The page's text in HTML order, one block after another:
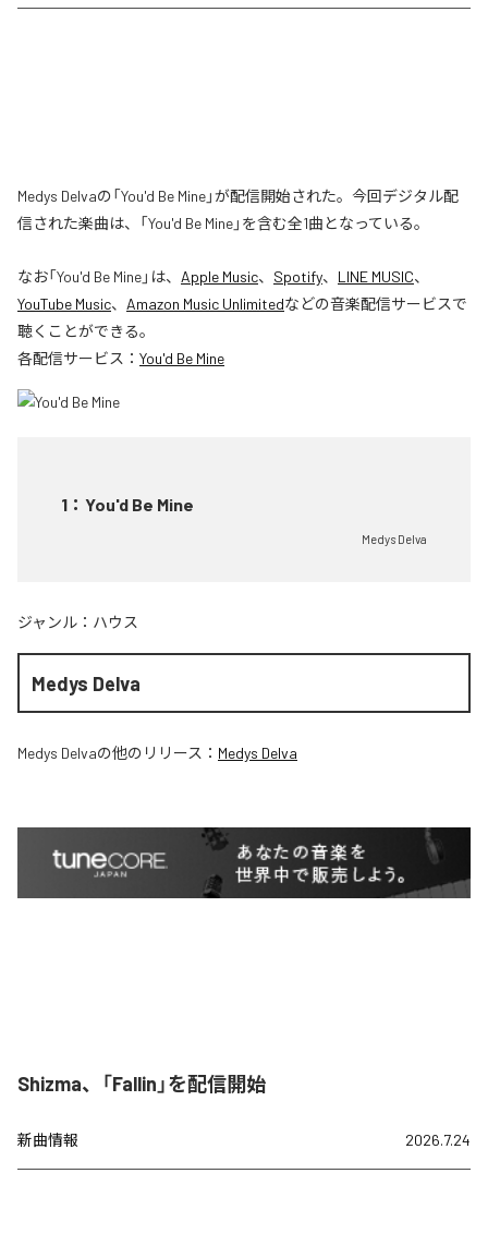
Medys Delvaの「You'd Be Mine」が配信開始された。今回デジタル配
信された楽曲は、「You'd Be Mine」を含む全1曲となっている。
なお「You'd Be Mine」は、 Apple Music、 Spotify、 LINE MUSIC、
YouTube Music、 Amazon Music Unlimitedなどの音楽配信サービスで
聴くことができる。
各配信サービス： You'd Be Mine
1 ： You'd Be Mine
Medys Delva
ジャンル： ハウス
Medys Delva
Medys Delvaの他のリリース： Medys Delva
Shizma、「Fallin」を配信開始
新曲情報 2026.7.24